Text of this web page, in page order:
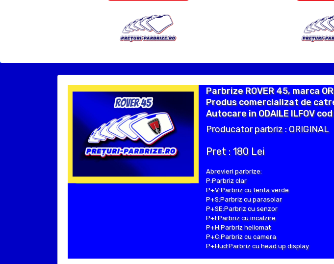
Parbrize ROVER 45, marca
Produs comercializat de
Autocare in ODAILE ILFOV
Producator parbriz : ORIGINAL
Pret : 180 Lei
Abrevieri parbrize:
P:Parbriz clar
P+V:Parbriz cu tenta verde
P+S:Parbriz cu parasolar
P+SE:Parbriz cu senzor
P+I:Parbriz cu incalzire
P+H:Parbriz heliomat
P+C:Parbriz cu camera
P+Hud:Parbriz cu head up display